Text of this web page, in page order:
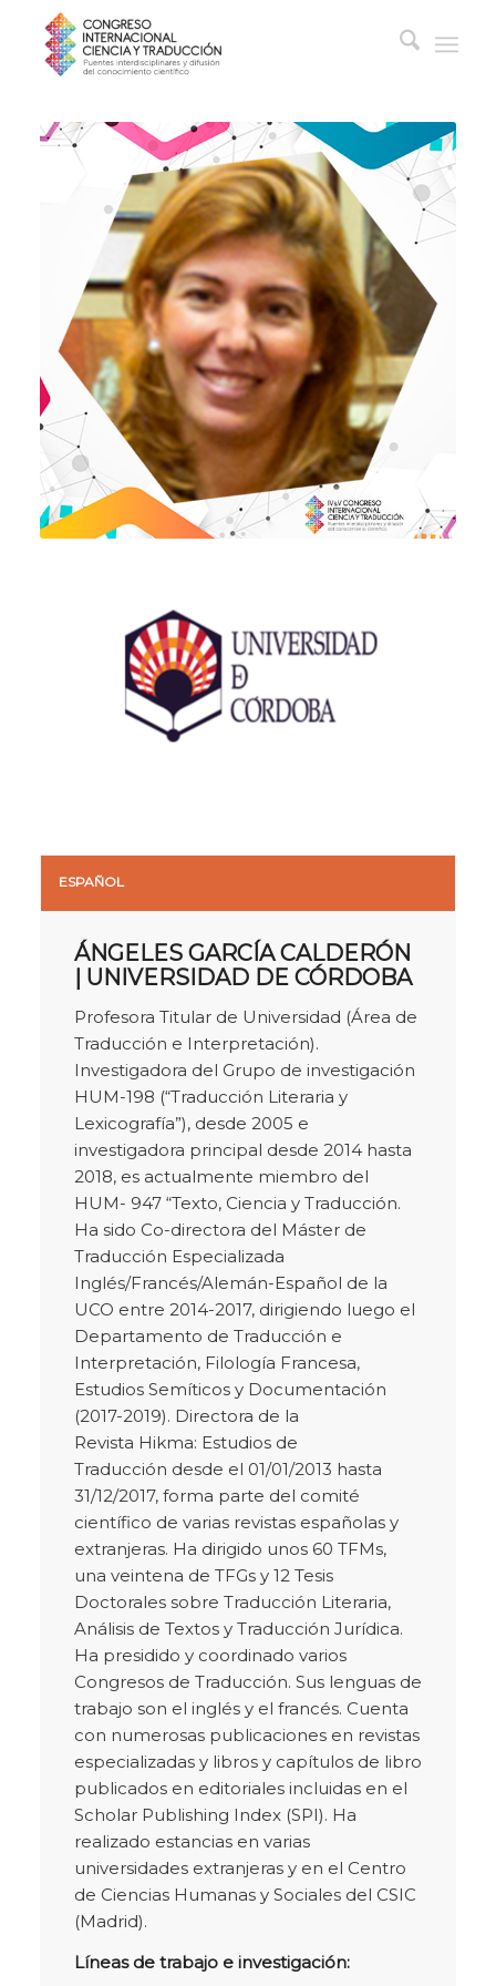
ESPAÑOL
ÁNGELES GARCÍA CALDERÓN
| UNIVERSIDAD DE CÓRDOBA
Profesora Titular de Universidad (Área de
Traducción e Interpretación).
Investigadora del Grupo de investigación
HUM-198 (“Traducción Literaria y
Lexicografía”), desde 2005 e
investigadora principal desde 2014 hasta
2018, es actualmente miembro del
HUM- 947 “Texto, Ciencia y Traducción.
Ha sido Co-directora del Máster de
Traducción Especializada
Inglés/Francés/Alemán-Español de la
UCO entre 2014-2017, dirigiendo luego el
Departamento de Traducción e
Interpretación, Filología Francesa,
Estudios Semíticos y Documentación
(2017-2019). Directora de la
Revista Hikma: Estudios de
Traducción desde el 01/01/2013 hasta
31/12/2017, forma parte del comité
científico de varias revistas españolas y
extranjeras. Ha dirigido unos 60 TFMs,
una veintena de TFGs y 12 Tesis
Doctorales sobre Traducción Literaria,
Análisis de Textos y Traducción Jurídica.
Ha presidido y coordinado varios
Congresos de Traducción. Sus lenguas de
trabajo son el inglés y el francés. Cuenta
con numerosas publicaciones en revistas
especializadas y libros y capítulos de libro
publicados en editoriales incluidas en el
Scholar Publishing Index (SPI). Ha
realizado estancias en varias
universidades extranjeras y en el Centro
de Ciencias Humanas y Sociales del CSIC
(Madrid).
Líneas de trabajo e investigación: